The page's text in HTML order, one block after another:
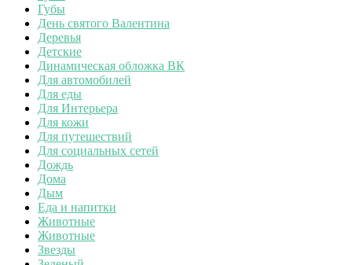
Губы
День святого Валентина
Деревья
Детские
Динамическая обложка ВК
Для автомобилей
Для еды
Для Интерьера
Для кожи
Для путешествий
Для социальных сетей
Дождь
Дома
Дым
Еда и напитки
Животные
Животные
Звезды